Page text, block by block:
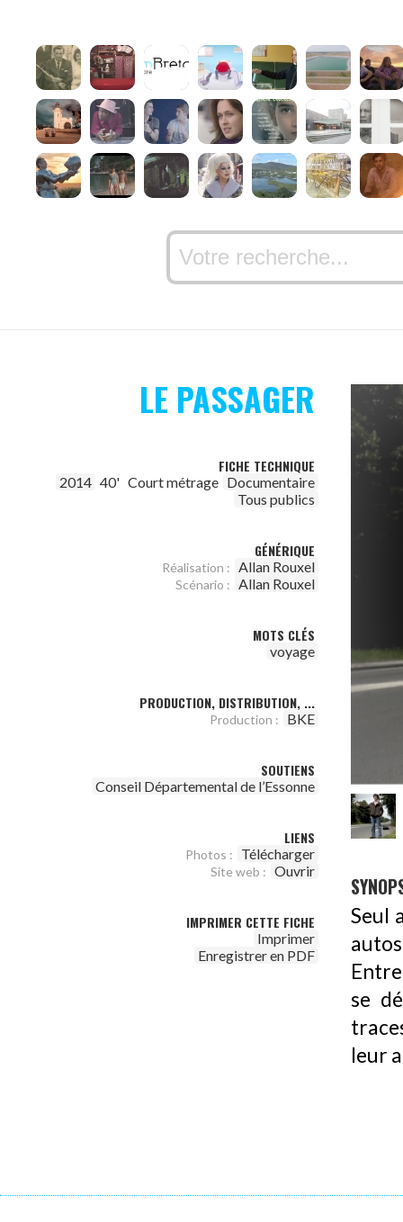
LE PASSAGER
FICHE TECHNIQUE
2014 40' Court métrage Documentaire
Tous publics
GÉNÉRIQUE
Réalisation : Allan Rouxel
Scénario : Allan Rouxel
MOTS CLÉS
voyage
PRODUCTION, DISTRIBUTION, ...
Production : BKE
SOUTIENS
Conseil Départemental de l’Essonne
LIENS
Photos : Télécharger
Site web : Ouvrir
IMPRIMER CETTE FICHE
Imprimer
Enregistrer en PDF
Seul
se
leur